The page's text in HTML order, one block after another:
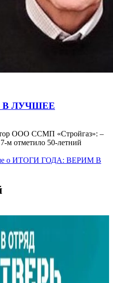
В ЛУЧШЕЕ
ООО ССМП «Стройгаз»: –
отметило 50-летний
о ИТОГИ ГОДА: ВЕРИМ В